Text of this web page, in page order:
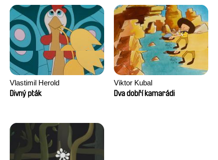
Vlastimil Herold
Divný pták
Viktor Kubal
Dva dobří kamarádi